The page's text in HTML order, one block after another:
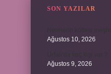
SON YAZILAR
Ağustos 10, 2026
Ağustos 9, 2026